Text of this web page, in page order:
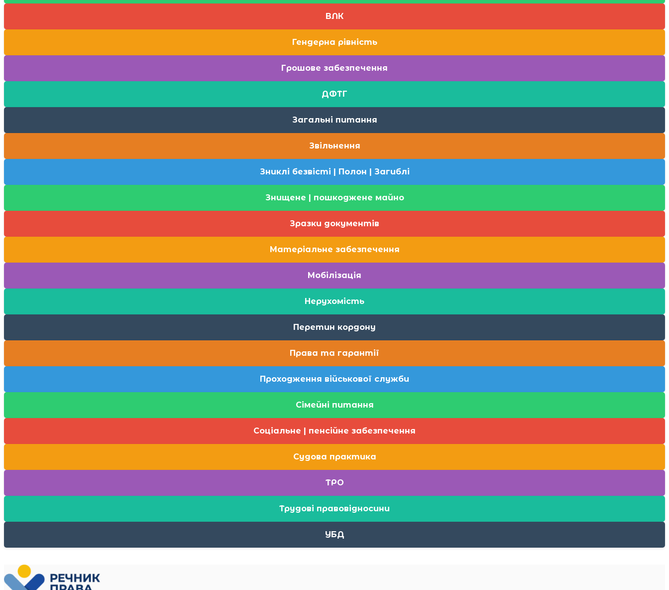
ВЛК
Гендерна рівність
Грошове забезпечення
ДФТГ
Загальні питання
Звільнення
Зниклі безвісті | Полон | Загиблі
Знищене | пошкоджене майно
Зразки документів
Матеріальне забезпечення
Мобілізація
Нерухомість
Перетин кордону
Права та гарантії
Проходження військової служби
Сімейні питання
Соціальне | пенсійне забезпечення
Судова практика
ТРО
Трудові правовідносини
УБД